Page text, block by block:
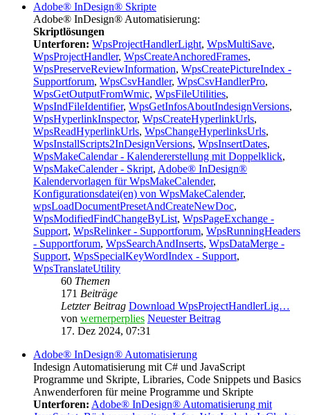
Adobe® InDesign® Skripte
Adobe® InDesign® Automatisierung:
Skriptlösungen
Unterforen: WpsProjectHandlerLight, WpsMultiSave,
WpsProjectHandler, WpsCreateAnchoredFrames,
WpsPreserveReviewInformation, WpsCreatePictureIndex -
Supportforum, WpsCsvHandler, WpsCsvHandlerPro,
WpsGetOutputFromWmic, WpsFileUtilities,
WpsIndFileIdentifier, WpsGetInfosAboutIndesignVersions,
WpsHyperlinkInspector, WpsCreateHyperlinkUrls,
WpsReadHyperlinkUrls, WpsChangeHyperlinksUrls,
WpsInstallScripts2InDesignVersions, WpsInsertDates,
WpsMakeCalendar - Kalendererstellung mit Doppelklick,
WpsMakeCalender - Skript, Adobe® InDesign®
Kalendervorlagen für WpsMakeCalender,
Konfigurationsdatei(en) von WpsMakeCalender,
wpsLoadDocumentPresetAndCreateNewDoc,
WpsModifiedFindChangeByList, WpsPageExchange -
Support, WpsRelinker - Supportforum, WpsRunningHeaders
- Supportforum, WpsSearchAndInserts, WpsDataMerge -
Support, WpsSpecialKeyWordIndex - Support,
WpsTranslateUtility
60 Themen
171 Beiträge
Letzter Beitrag Download WpsProjectHandlerLig…
von wernerperplies Neuester Beitrag
17. Dez 2024, 07:31
Adobe® InDesign® Automatisierung
Indesign Automatisierung mit C# und JavaScript
Programme und Skripte, Libraries, Code Snippets und Basics
Anwenderforen für meine Programme und Skripte
Unterforen: Adobe® InDesign® Automatisierung mit